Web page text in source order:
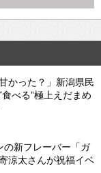
かった？」新潟県民
べる”極上えだまめ
の新フレーバー「ガ
涼太さんが祝福イベ